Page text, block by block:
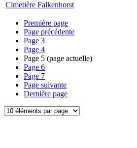
Cimetière Falkenhorst
Première page
Page précédente
Page 3
Page 4
Page 5 (page actuelle)
Page 6
Page 7
Page suivante
Dernière page